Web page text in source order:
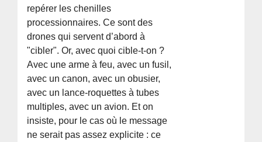
repérer les chenilles
processionnaires. Ce sont des
drones qui servent d’abord à
"cibler". Or, avec quoi cible-t-on ?
Avec une arme à feu, avec un fusil,
avec un canon, avec un obusier,
avec un lance-roquettes à tubes
multiples, avec un avion. Et on
insiste, pour le cas où le message
ne serait pas assez explicite : ce